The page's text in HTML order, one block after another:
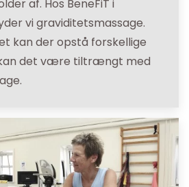
af. Hos BeneFiT i
vi graviditetsmassage.
kan der opstå forskellige
det være tiltrængt med